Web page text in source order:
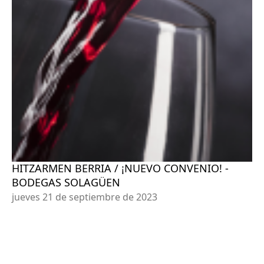
HITZARMEN BERRIA / ¡NUEVO CONVENIO! -
BODEGAS SOLAGÜEN
jueves 21 de septiembre de 2023